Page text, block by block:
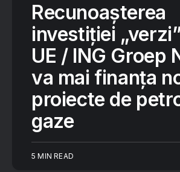
Recunoașterea
investiției
UE / ING Groep
va mai finanța
proiecte de
gaze
5 MIN READ